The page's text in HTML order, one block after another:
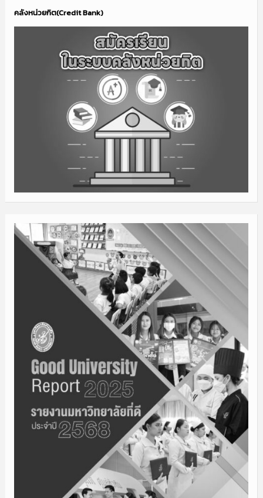
คลังหน่วยกิต(Credit Bank)